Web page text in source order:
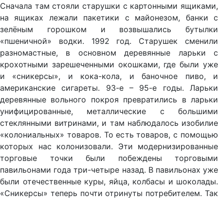
Сначала там стояли старушки с картонными ящиками,
на ящиках лежали пакетики с майонезом, банки с
зелёным горошком и возвышались бутылки
«пшеничной» водки. 1992 год. Старушек сменили
разномастные, в основном деревянные ларьки с
крохотными зарешеченными окошками, где были уже
и «сникерсы», и кока-кола, и баночное пиво, и
американские сигареты. 93-е – 95-е годы. Ларьки
деревянные вольного покроя превратились в ларьки
унифицированные, металлические с большими
стеклянными витринами, и там наблюдалось изобилие
«колониальных» товаров. То есть товаров, с помощью
которых нас колонизовали. Эти модернизированные
торговые точки были побеждены торговыми
павильонами года три-четыре назад. В павильонах уже
были отечественные куры, яйца, колбасы и шоколады.
«Сникерсы» теперь почти отринуты потребителем. Так